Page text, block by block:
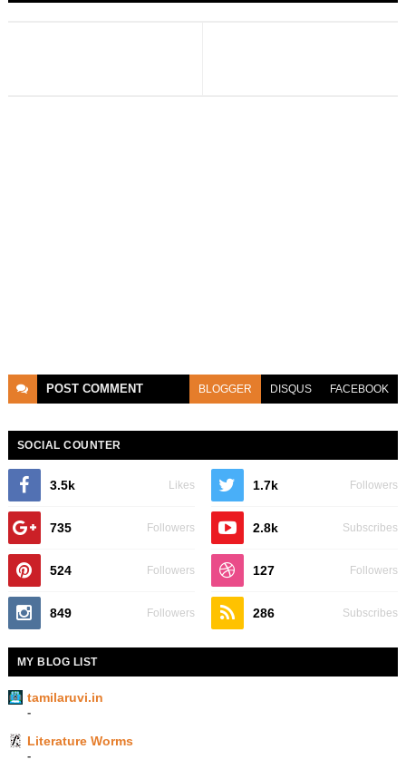
POST COMMENT BLOGGER DISQUS FACEBOOK
SOCIAL COUNTER
3.5k Likes 1.7k Followers
735 Followers 2.8k Subscribes
524 Followers 127 Followers
849 Followers 286 Subscribes
MY BLOG LIST
tamilaruvi.in
-
Literature Worms
-